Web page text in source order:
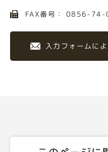
FAX番号： 0856-
入力フォームに